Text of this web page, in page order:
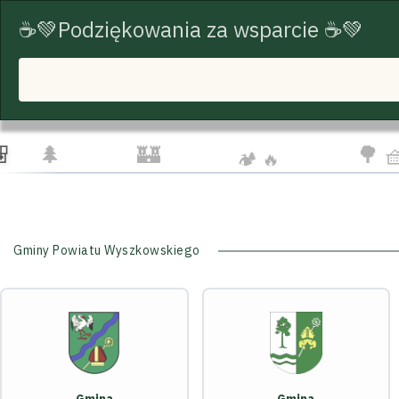
START TRASY ROWEROWE TURYSTYKA
☁️ 🦅
🌲 🏰 🏕️ 🔥 🌳
Gminy Powiatu Wyszkowskiego
☕💚Podziękowania za wsparcie ☕💚